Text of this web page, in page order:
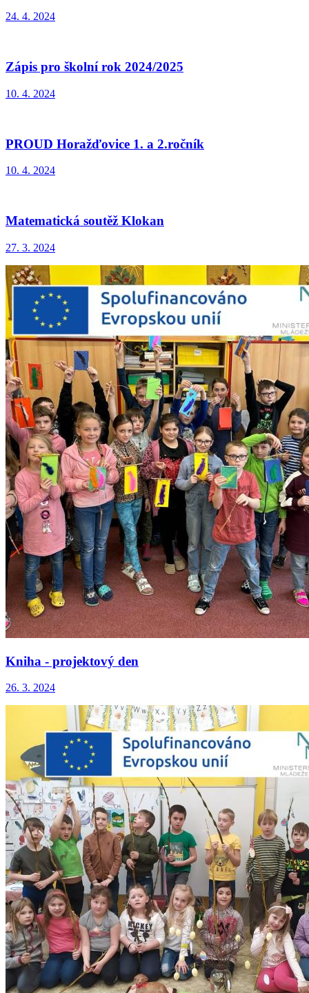
24. 4. 2024
Zápis pro školní rok 2024/2025
10. 4. 2024
PROUD Horažďovice 1. a 2.ročník
10. 4. 2024
Matematická soutěž Klokan
27. 3. 2024
Kniha - projektový den
26. 3. 2024